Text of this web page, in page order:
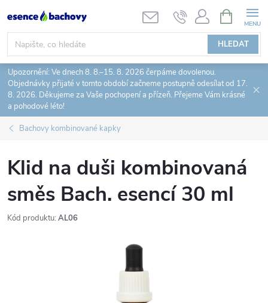
na
obsah
HLEDAT
NÁKUPNÍ
KOŠÍK
Upozornění: Ve dnech 8. 8.–15. 8. 2026 čerpáme dovolenou.
Objednávky přijaté v tomto období začneme postupně odesílat od 17.
8. 2026. Děkujeme za Vaše pochopení a přízeň. Přejeme Vám krásné
a pohodové léto!
Bachovy kombinované kapky
Klid na duši kombinovaná
směs Bach. esencí 30 ml
Kód produktu: AL06